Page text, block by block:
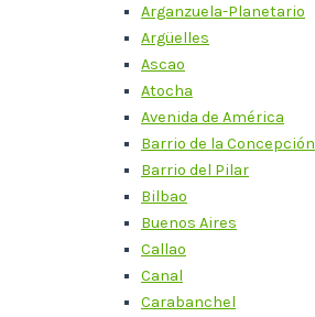
Arganzuela-Planetario
Argüelles
Ascao
Atocha
Avenida de América
Barrio de la Concepción
Barrio del Pilar
Bilbao
Buenos Aires
Callao
Canal
Carabanchel